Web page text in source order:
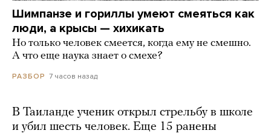
Шимпанзе и гориллы умеют смеяться как
люди, а крысы — хихикать
Но только человек смеется, когда ему не смешно.
А что еще наука знает о смехе?
РАЗБОР 7 часов назад
В Таиланде ученик открыл стрельбу в школе
и убил шесть человек. Еще 15 ранены